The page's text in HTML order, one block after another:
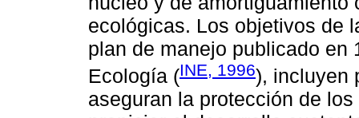
ecológicas. Los objetivos de
plan de manejo publicado en
Ecología (INE, 1996), incluyen
aseguran la protección de